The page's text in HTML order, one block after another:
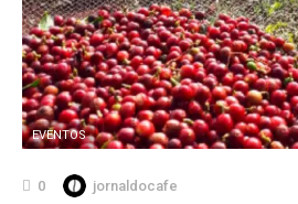
EVENTOS
0 jornaldocafe